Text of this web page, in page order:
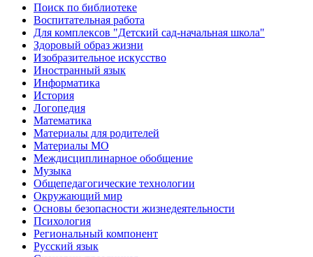
Поиск по библиотеке
Воспитательная работа
Для комплексов "Детский сад-начальная школа"
Здоровый образ жизни
Изобразительное искусство
Иностранный язык
Информатика
История
Логопедия
Математика
Материалы для родителей
Материалы МО
Междисциплинарное обобщение
Музыка
Общепедагогические технологии
Окружающий мир
Основы безопасности жизнедеятельности
Психология
Региональный компонент
Русский язык